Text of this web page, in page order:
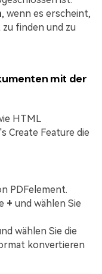
, wenn es erscheint,
finden und zu
mit der
HTML
Create Feature die
PDFelement.
+ und wählen Sie
wählen Sie die
konvertieren